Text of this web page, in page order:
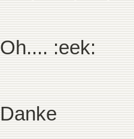
Oh.... :eek:
Danke